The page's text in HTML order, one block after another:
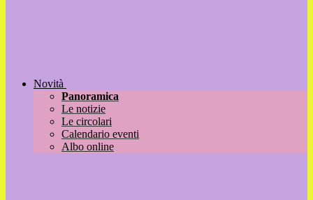
Novità
Panoramica
Le notizie
Le circolari
Calendario eventi
Albo online